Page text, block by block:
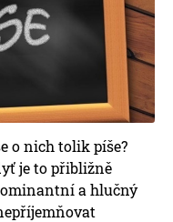
o nich tolik píše?
je to přibližně
a hlučný